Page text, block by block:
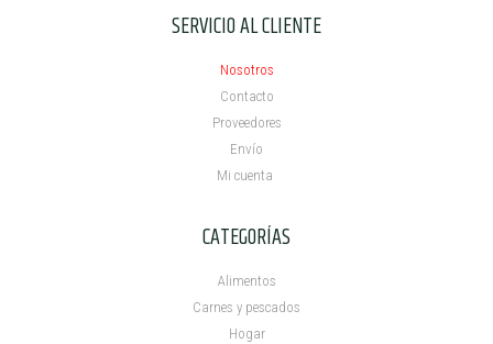
SERVICIO AL CLIENTE
Nosotros
Contacto
Proveedores
Envío
Mi cuenta ​
CATEGORÍAS
Alimentos
Carnes y pescados
Hogar